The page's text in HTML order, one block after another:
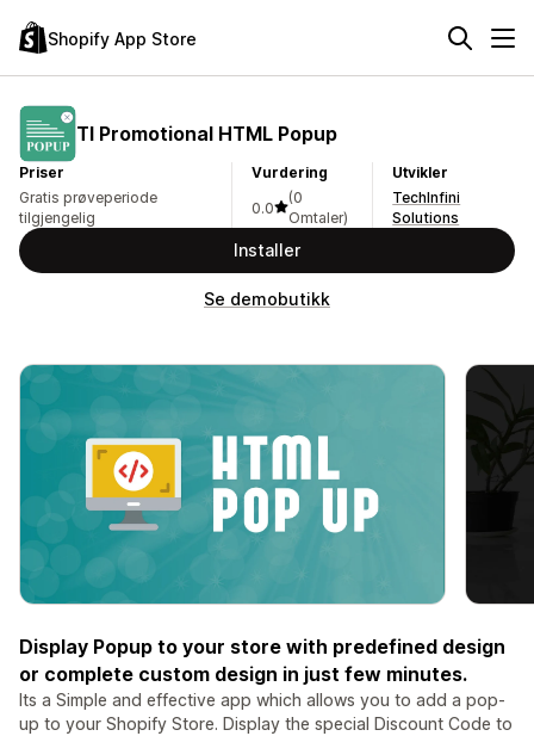
Shopify App Store
TI Promotional HTML Popup
Priser
Gratis prøveperiode
tilgjengelig
Vurdering
0.0
(0
Omtaler)
Utvikler
TechInfini
Solutions
Installer
Se demobutikk
Display Popup to your store with predefined design
or complete custom design in just few minutes.
Its a Simple and effective app which allows you to add a pop-
up to your Shopify Store. Display the special Discount Code to